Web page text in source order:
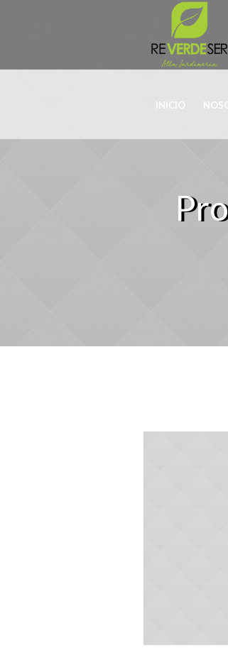
INICIO